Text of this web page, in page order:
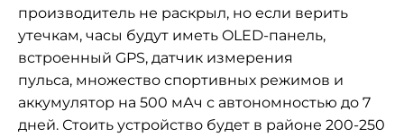
производитель не раскрыл, но если верить
утечкам, часы будут иметь OLED-панель,
встроенный GPS, датчик измерения
пульса, множество спортивных режимов и
аккумулятор на 500 мАч с автономностью до 7
дней. Стоить устройство будет в районе 200-250